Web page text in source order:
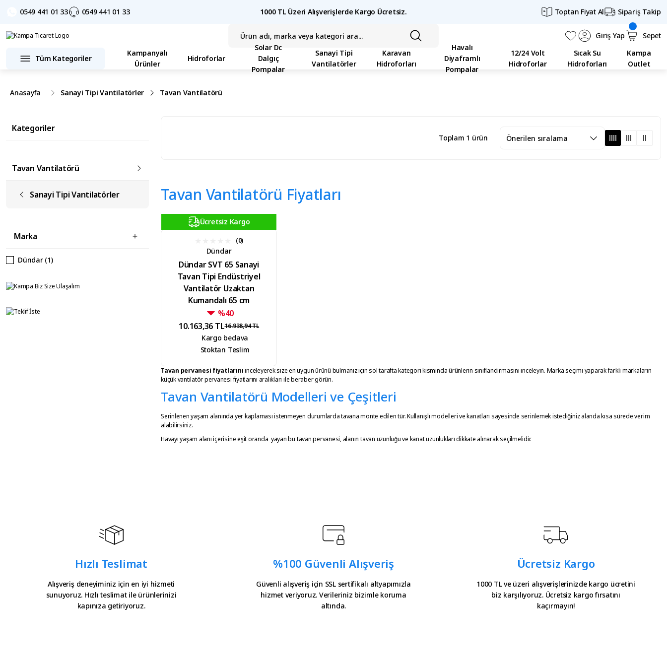
0549 441 01 33 0549 441 01 33 1000 TL Üzeri Alışverişlerde Kargo Ücretsiz. Toptan Fiyat Al Sipariş Takip
Giriş Yap Sepet
Tüm Kategoriler
Kampanyalı
Ürünler
Hidroforlar
Solar Dc
Dalgıç
Pompalar
Sanayi Tipi
Vantilatörler
Karavan
Hidroforları
Havalı
Diyaframlı
Pompalar
12/24 Volt
Hidroforlar
Sıcak Su
Hidroforları
Kampa
Outlet
Anasayfa Sanayi Tipi Vantilatörler Tavan Vantilatörü
Kategoriler
Tavan Vantilatörü
Sanayi Tipi Vantilatörler
Marka
Dündar (1)
Toplam 1 ürün
Tavan Vantilatörü Fiyatları
Ücretsiz Kargo
(0)
Dündar
Dündar SVT 65 Sanayi
Tavan Tipi Endüstriyel
Vantilatör Uzaktan
Kumandalı 65 cm
%40
10.163,36 TL16.938,94 TL
Kargo bedava
Stoktan Teslim
Tavan pervanesi fiyatlarınıinceleyerek size en uygun ürünü bulmanız için sol tarafta kategori kısmında ürünlerin sınıflandırmasını inceleyin. Marka seçimi yaparak farklı markaların
küçük vantilatör pervanesi fiyatlarını aralıkları ile beraber görün.
Tavan Vantilatörü Modelleri ve Çeşitleri
Serinlenen yaşam alanında yer kaplaması istenmeyen durumlarda tavana monte edilen tür. Kullanışlı modelleri ve kanatları sayesinde serinlemek istediğiniz alanda kısa sürede verim
alabilirsiniz.
Havayı yaşam alanı içerisine eşit oranda yayan bu tavan pervanesi, alanın tavan uzunluğu ve kanat uzunlukları dikkate alınarak seçilmelidir.
Hızlı Teslimat
Alışveriş deneyiminiz için en iyi hizmeti
sunuyoruz. Hızlı teslimat ile ürünlerinizi
kapınıza getiriyoruz.
%100 Güvenli Alışveriş
Güvenli alışveriş için SSL sertifikalı altyapımızla
hizmet veriyoruz. Verileriniz bizimle koruma
altında.
Ücretsiz Kargo
1000 TL ve üzeri alışverişlerinizde kargo ücretini
biz karşılıyoruz. Ücretsiz kargo fırsatını
kaçırmayın!